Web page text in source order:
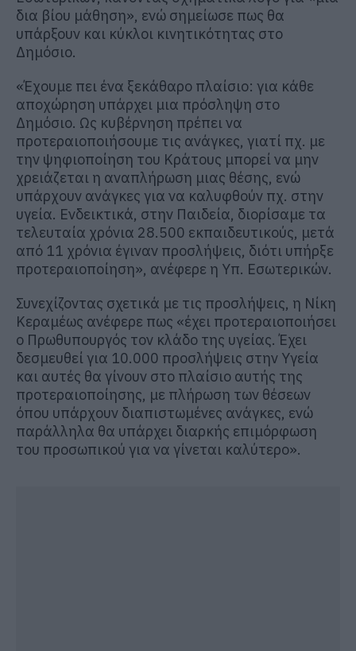
δια βίου μάθηση», ενώ σημείωσε πως θα
υπάρξουν και κύκλοι κινητικότητας στο
Δημόσιο.
«Έχουμε πει ένα ξεκάθαρο πλαίσιο: για κάθε
αποχώρηση υπάρχει μια πρόσληψη στο
Δημόσιο. Ως κυβέρνηση πρέπει να
προτεραιοποιήσουμε τις ανάγκες, γιατί πχ. με
την ψηφιοποίηση του Κράτους μπορεί να μην
χρειάζεται η αναπλήρωση μιας θέσης, ενώ
υπάρχουν ανάγκες για να καλυφθούν πχ. στην
υγεία. Ενδεικτικά, στην Παιδεία, διορίσαμε τα
τελευταία χρόνια 28.500 εκπαιδευτικούς, μετά
από 11 χρόνια έγιναν προσλήψεις, διότι υπήρξε
προτεραιοποίηση», ανέφερε η Υπ. Εσωτερικών.
Συνεχίζοντας σχετικά με τις προσλήψεις, η Νίκη
Κεραμέως ανέφερε πως «έχει προτεραιοποιήσει
ο Πρωθυπουργός τον κλάδο της υγείας. Έχει
δεσμευθεί για 10.000 προσλήψεις στην Υγεία
και αυτές θα γίνουν στο πλαίσιο αυτής της
προτεραιοποίησης, με πλήρωση των θέσεων
όπου υπάρχουν διαπιστωμένες ανάγκες, ενώ
παράλληλα θα υπάρχει διαρκής επιμόρφωση
του προσωπικού για να γίνεται καλύτερο».